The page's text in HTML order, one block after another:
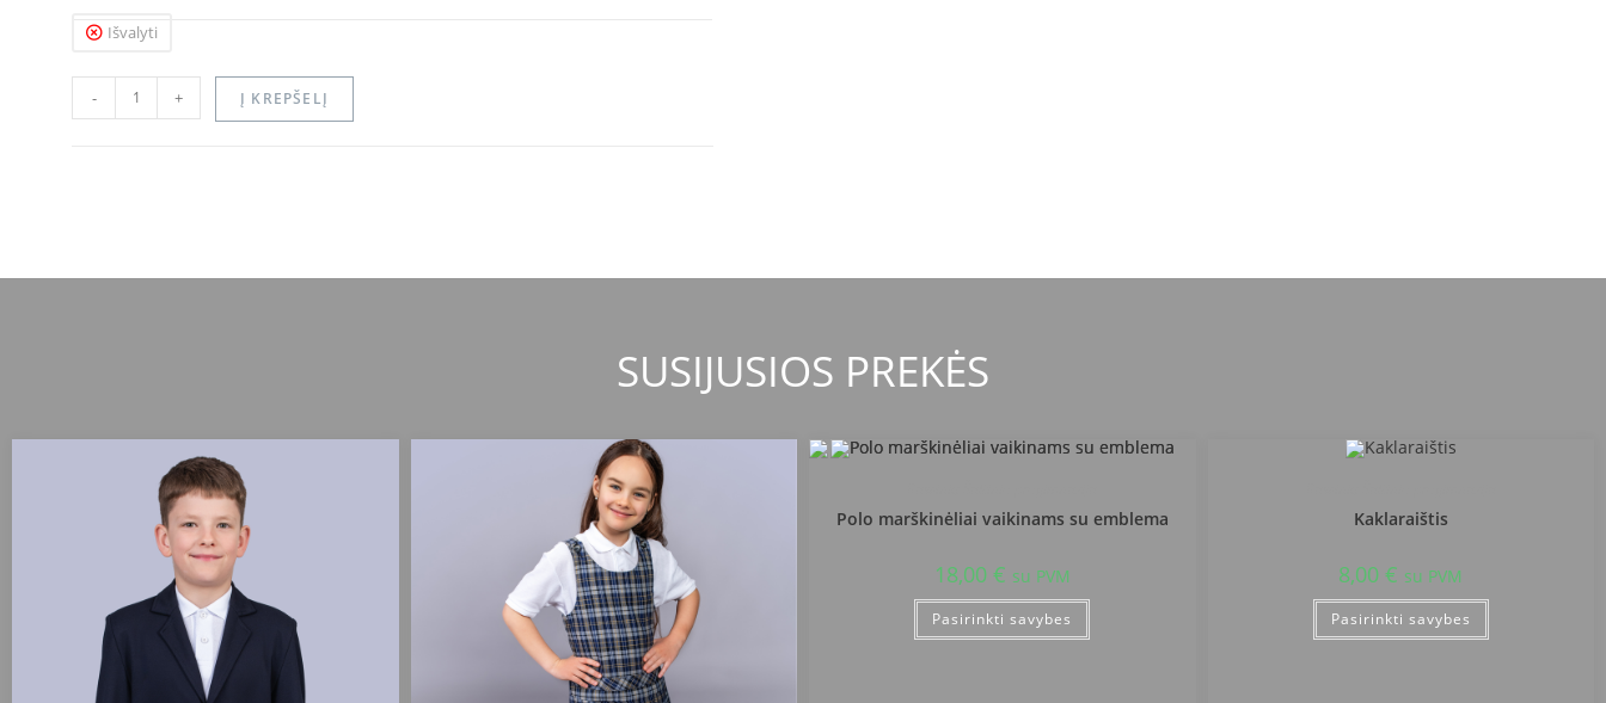
Išvalyti
- + Į KREPŠELĮ
SUSIJUSIOS PREKĖS
Polo marškinėliai vaikinams su emblema
18,00 € su PVM
Pasirinkti savybes
Kaklaraištis
8,00€ su PVM
Pasirinkti savybes